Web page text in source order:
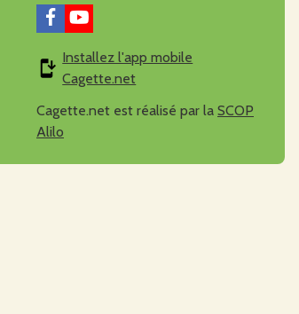
Installez l'app mobile
Cagette.net
Cagette.net est réalisé par la SCOP
Alilo